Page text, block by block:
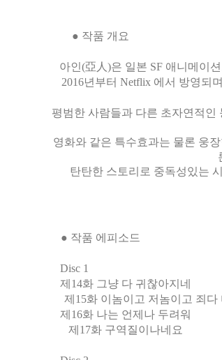
● 작품 개요
아인(亞人)은 일본 SF 애니메이
2016년부터 Netflix 에서 방영되
평범한 사람들과 다른 초자연적
영화와 같은 특수효과는 물론 웅
탄탄한 스토리로 중독성있는
● 작품 에피소드
Disc 1
제14화 그냥 다 귀찮아지네
제15화 이놈이고 저놈이고 죄다
제16화 나는 언제나 두려워
제17화 구역질이나네요